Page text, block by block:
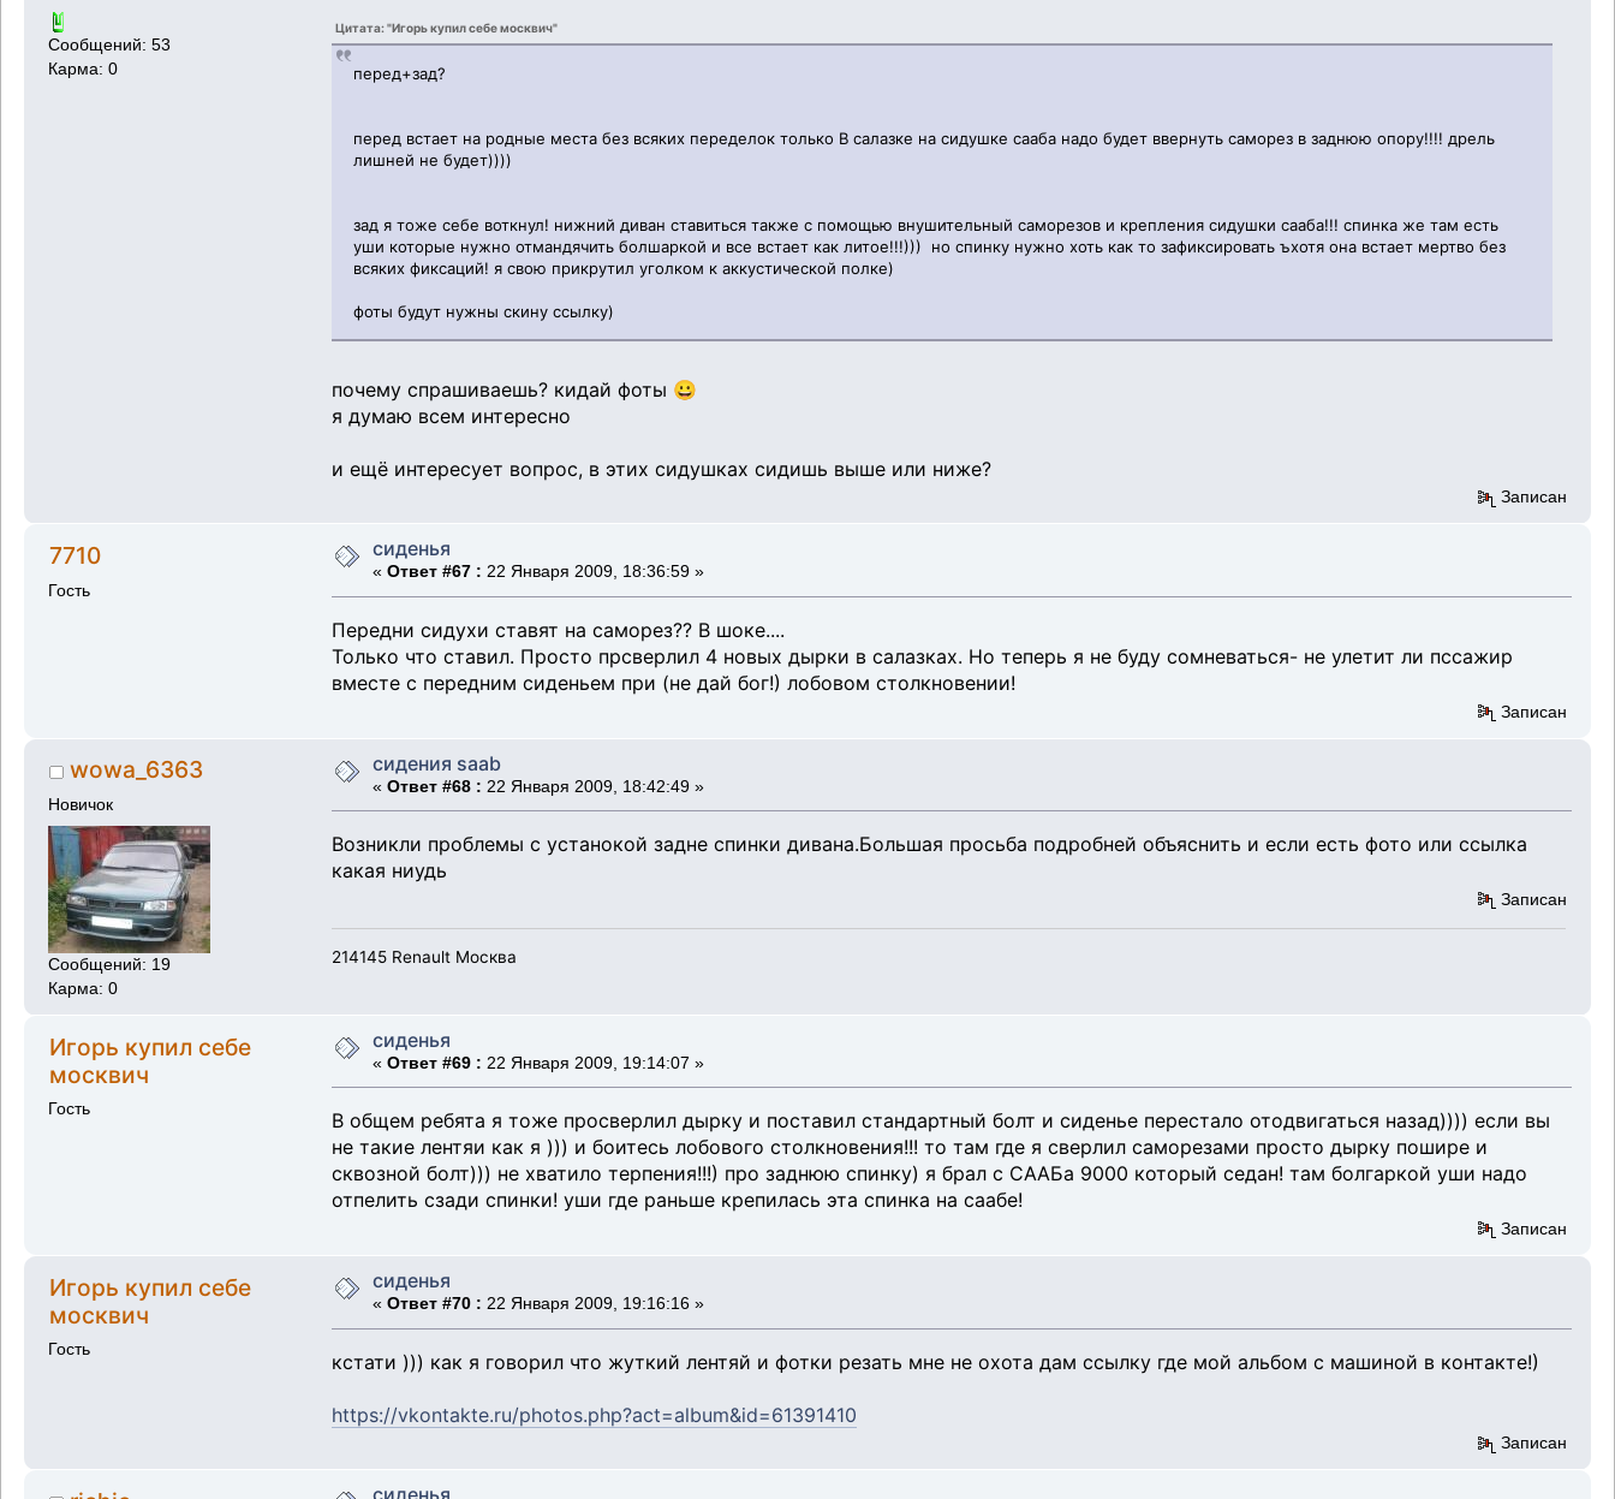
Сообщений: 53
Карма: 0
Цитата: "Игорь купил себе москвич"
перед+зад?
перед встает на родные места без всяких переделок только В салазке на сидушке сааба надо будет ввернуть саморез в заднюю опору!!!! дрель
лишней не будет))))
зад я тоже себе воткнул! нижний диван ставиться также с помощью внушительный саморезов и крепления сидушки сааба!!! спинка же там есть
уши которые нужно отмандячить болшаркой и все встает как литое!!!))) но спинку нужно хоть как то зафиксировать ъхотя она встает мертво без
всяких фиксаций! я свою прикрутил уголком к аккустической полке)
фоты будут нужны скину ссылку)
почему спрашиваешь? кидай фоты 😀
я думаю всем интересно
и ещё интересует вопрос, в этих сидушках сидишь выше или ниже?
Записан
7710
Гость
сиденья
« Ответ #67 : 22 Января 2009, 18:36:59 »
Передни сидухи ставят на саморез?? В шоке....
Только что ставил. Просто прсверлил 4 новых дырки в салазках. Но теперь я не буду сомневаться- не улетит ли пссажир
вместе с передним сиденьем при (не дай бог!) лобовом столкновении!
Записан
wowa_6363
Новичок
Сообщений: 19
Карма: 0
сидения saab
« Ответ #68 : 22 Января 2009, 18:42:49 »
Возникли проблемы с устанокой задне спинки дивана.Большая просьба подробней объяснить и если есть фото или ссылка
какая ниудь
Записан
214145 Renault Москва
Игорь купил себе
москвич
Гость
сиденья
« Ответ #69 : 22 Января 2009, 19:14:07 »
В общем ребята я тоже просверлил дырку и поставил стандартный болт и сиденье перестало отодвигаться назад)))) если вы
не такие лентяи как я ))) и боитесь лобового столкновения!!! то там где я сверлил саморезами просто дырку пошире и
сквозной болт))) не хватило терпения!!!) про заднюю спинку) я брал с СААБа 9000 который седан! там болгаркой уши надо
отпелить сзади спинки! уши где раньше крепилась эта спинка на саабе!
Записан
Игорь купил себе
москвич
Гость
сиденья
« Ответ #70 : 22 Января 2009, 19:16:16 »
кстати ))) как я говорил что жуткий лентяй и фотки резать мне не охота дам ссылку где мой альбом с машиной в контакте!)
https://vkontakte.ru/photos.php?act=album&id=61391410
Записан